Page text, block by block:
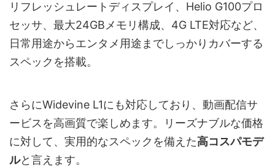
リフレッシュレートディスプレイ、Helio G100プロ
セッサ、最大24GBメモリ構成、4G LTE対応など、
日常用途からエンタメ用途までしっかりカバーする
スペックを搭載。
さらにWidevine L1にも対応しており、動画配信サ
ービスを高画質で楽しめます。リーズナブルな価格
に対して、実用的なスペックを備えた高コスパモデ
ルと言えます。